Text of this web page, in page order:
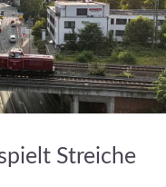
Streiche